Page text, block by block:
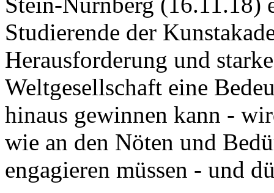
Studierende der
Herausforderung und
Weltgesellschaft eine
hinaus gewinnen kann -
wie an den Nöten und
engagieren müssen - und